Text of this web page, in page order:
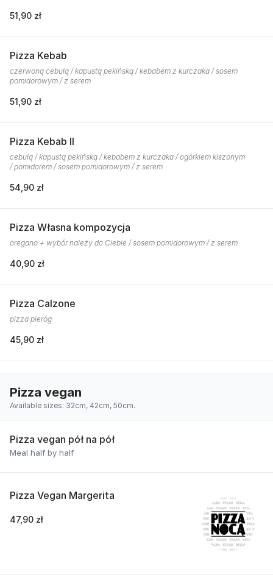
51,90 zł
Pizza Kebab
czerwoną cebulą / kapustą pekińską / kebabem z kurczaka / sosem
pomidorowym / z serem
51,90 zł
Pizza Kebab II
cebulą / kapustą pekińską / kebabem z kurczaka / ogórkiem kiszonym
/ pomidorem / sosem pomidorowym / z serem
54,90 zł
Pizza Własna kompozycja
oregano + wybór należy do Ciebie / sosem pomidorowym / z serem
40,90 zł
Pizza Calzone
pizza pieróg
45,90 zł
Pizza vegan
Available sizes: 32cm, 42cm, 50cm.
Pizza vegan pół na pół
Meal half by half
Pizza Vegan Margerita
47,90 zł